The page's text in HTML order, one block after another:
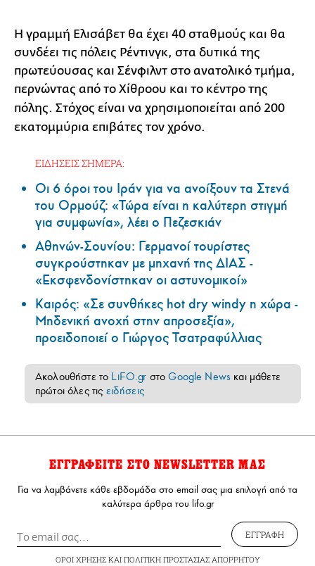
Η γραμμή Ελισάβετ θα έχει 40 σταθμούς και θα
συνδέει τις πόλεις Ρέντινγκ, στα δυτικά της
πρωτεύουσας και Σένφιλντ στο ανατολικό τμήμα,
περνώντας από το Χίθροου και το κέντρο της
πόλης. Στόχος είναι να χρησιμοποιείται από 200
εκατομμύρια επιβάτες τον χρόνο.
ΕΙΔΗΣΕΙΣ ΣΗΜΕΡΑ:
Οι 6 όροι του Ιράν για να ανοίξουν τα Στενά
του Ορμούζ: «Τώρα είναι η καλύτερη στιγμή
για συμφωνία», λέει ο Πεζεσκιάν
Αθηνών-Σουνίου: Γερμανοί τουρίστες
συγκρούστηκαν με μηχανή της ΔΙΑΣ -
«Εκσφενδονίστηκαν οι αστυνομικοί»
Καιρός: «Σε συνθήκες hot dry windy η χώρα -
Μηδενική ανοχή στην απροσεξία»,
προειδοποιεί ο Γιώργος Τσατραφύλλιας
Ακολουθήστε το LiFO.gr στοGoogle News και μάθετε
πρώτοι όλες τις ειδήσεις
ΕΓΓΡΑΦΕΙΤΕ ΣΤΟ NEWSLETTER ΜΑΣ
Για να λαμβάνετε κάθε εβδομάδα στο email σας μια επιλογή από τα
καλύτερα άρθρα του lifo.gr
ΕΓΓΡΑΦΗ
ΟΡΟΙ ΧΡΗΣΗΣΚΑΙ ΠΟΛΙΤΙΚΗ ΠΡΟΣΤΑΣΙΑΣ ΑΠΟΡΡΗΤΟΥ